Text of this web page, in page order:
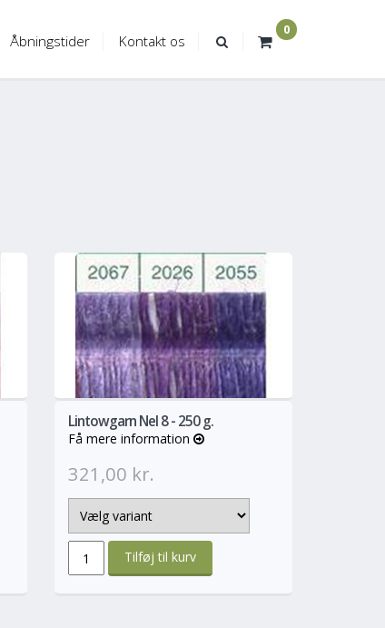
0
Åbningstider Kontakt os
Mere
Lintowgarn Nel 8 - 250 g.
Få mere information
321,00 kr.